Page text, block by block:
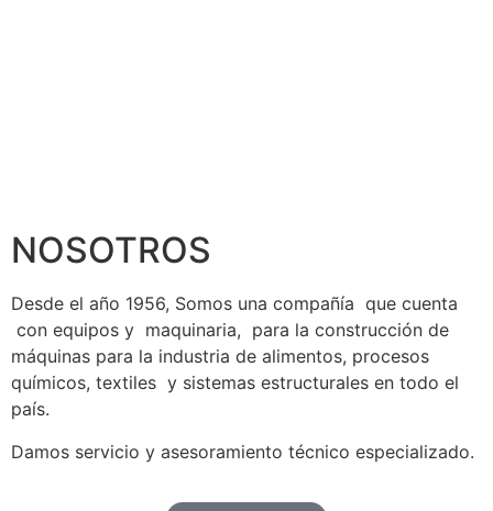
NOSOTROS
Desde el año 1956, Somos una compañía que cuenta
con equipos y maquinaria, para la construcción de
máquinas para la industria de alimentos, procesos
químicos, textiles y sistemas estructurales en todo el
país.
Damos servicio y asesoramiento técnico especializado.